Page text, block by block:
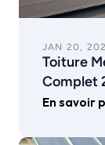
JAN 20,
Toiture
Complet
En savoir